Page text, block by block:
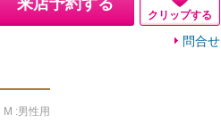
来店予約する
クリップする
問合せ
:男性用